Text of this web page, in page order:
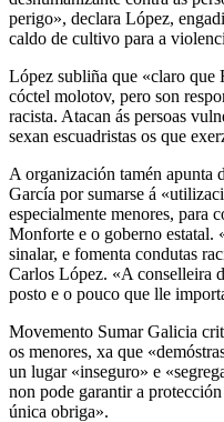
perigo», declara López,
caldo de cultivo para a
López subliña que «claro que
cóctel molotov, pero son
racista. Atacan ás persoas
sexan escuadristas os que
A organización tamén apunta
García por sumarse á
especialmente menores, para
Monforte e o goberno estatal.
sinalar, e fomenta condutas
Carlos López. «A conselleira
posto e o pouco que lle
Movemento Sumar Galicia
os menores, xa que
un lugar «inseguro» e
non pode garantir a protección
única obriga».